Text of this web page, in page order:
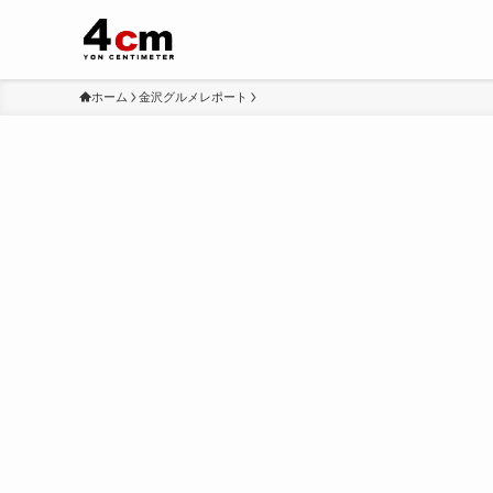
ホーム 金沢グルメレポート